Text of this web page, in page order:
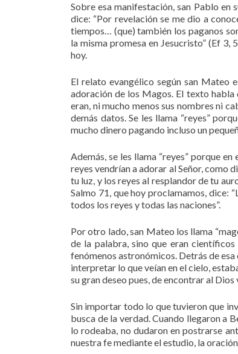
Sobre esa manifestación, san Pablo en
dice: “Por revelación se me dio a
tiempos… (que) también los paganos
la misma promesa en Jesucristo” (Ef
hoy.
El relato evangélico según san Mateo
adoración de los Magos. El texto habla
eran, ni mucho menos sus nombres ni
demás datos. Se les llama “reyes”
mucho dinero pagando incluso un
Además, se les llama “reyes” porque
reyes vendrían a adorar al Señor, como
tu luz, y los reyes al resplandor de tu
Salmo 71, que hoy proclamamos, dice:
todos los reyes y todas las naciones”.
Por otro lado, san Mateo los llama
de la palabra, sino que eran
fenómenos astronómicos. Detrás de
interpretar lo que veían en el cielo,
su gran deseo pues, de encontrar al
Sin importar todo lo que tuvieron que
busca de la verdad. Cuando llegaron a
lo rodeaba, no dudaron en postrarse
nuestra fe mediante el estudio, la